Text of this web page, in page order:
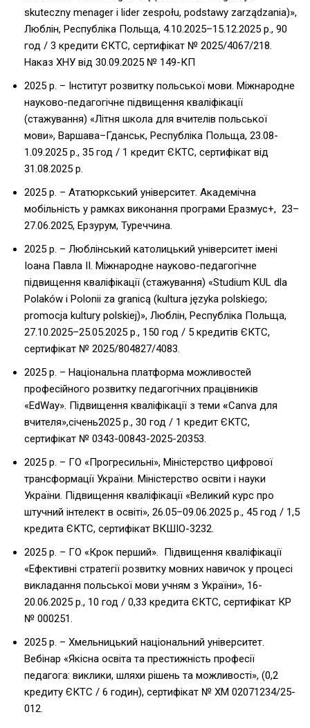
skuteczny menager i lider zespołu, podstawy zarządzania)»,
Люблін, Республіка Польща, 4.10.2025–15.12.2025 р., 90
год / 3 кредити ЄКТС, сертифікат № 2025/4067/218.
Наказ ХНУ від 30.09.2025 № 149-КП
2025 р. – Інститут розвитку польської мови. Міжнародне
науково-педагогічне підвищення кваліфікації
(стажування) «Літня школа для вчителів польської
мови», Варшава–Гданськ, Республіка Польща, 23.08-
1.09.2025 р., 35 год / 1 кредит ЄКТС, сертифікат від
31.08.2025 р.
2025 р. – Ататюркський університет. Академічна
мобільність у рамках виконання програми Еразмус+, 23–
27.06.2025, Ерзурум, Туреччина.
2025 р. – Люблінський католицький університет імені
Іоана Павла ІІ. Міжнародне науково-педагогічне
підвищення кваліфікації (стажування) «Studium KUL dla
Polaków i Polonii za granicą (kultura języka polskiego;
promocja kultury polskiej)», Люблін, Республіка Польща,
27.10.2025–25.05.2025 р., 150 год / 5 кредитів ЄКТС,
сертифікат № 2025/804827/4083.
2025 р. – Національнa платформa можливостей
професійного розвитку педагогічних працівників
«EdWay». Підвищення кваліфікації з теми «Canva для
вчителя»,січень2025 р., 30 год / 1 кредит ЄКТС,
сертифікат № 0343-00843-2025-20353.
2025 р. – ГО «Прогресильні», Міністерство цифрової
трансформації України. Міністерство освіти і науки
України. Підвищення кваліфікації «Великий курс про
штучний інтелект в освіті», 26.05–09.06.2025 р., 45 год / 1,5
кредита ЄКТС, сертифікат ВКШІО-3232.
2025 р. – ГО «Крок перший». Підвищення кваліфікації
«Ефективні стратегії розвитку мовних навичок у процесі
викладання польської мови учням з України», 16-
20.06.2025 р., 10 год / 0,33 кредита ЄКТС, сертифікат КР
№ 000251.
2025 р. – Хмельницький національний університет.
Вебінар «Якісна освіта та престижність професії
педагога: виклики, шляхи рішень та можливості», (0,2
кредиту ЄКТС / 6 годин), сертифікат № XM 02071234/25-
012.